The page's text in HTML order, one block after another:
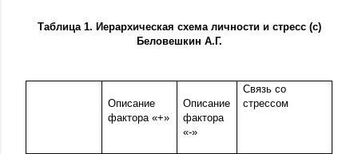
Таблица 1. Иерархическая схема личности и стресс (с)
Беловешкин А.Г.
Описание
фактора «+»
Описание
фактора
«-»
Связь со
стрессом